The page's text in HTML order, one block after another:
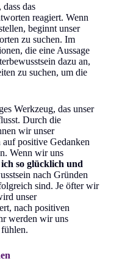
das
reagiert. Wenn
beginnt unser
zu suchen. Im
die eine Aussage
dazu an,
zu suchen, um die
Werkzeug, das unser
Durch die
wir unser
positive Gedanken
Wenn wir uns
so glücklich und
nach Gründen
sind. Je öfter wir
unser
nach positiven
werden wir uns